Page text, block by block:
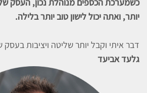
כשמערכת הכספים מנוהלת נכון, העסק שלך
יותר, ואתה יכול לישון טוב יותר בלילה.
דבר איתי וקבל יותר שליטה ויציבות בעסק
גלעד אביעד